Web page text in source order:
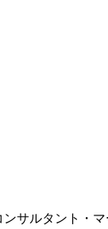
サルタント・